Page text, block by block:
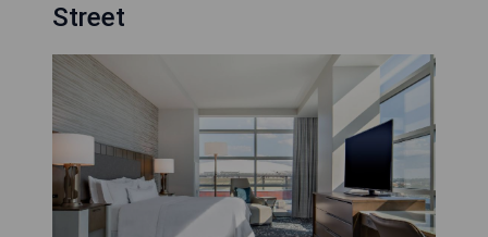
Street